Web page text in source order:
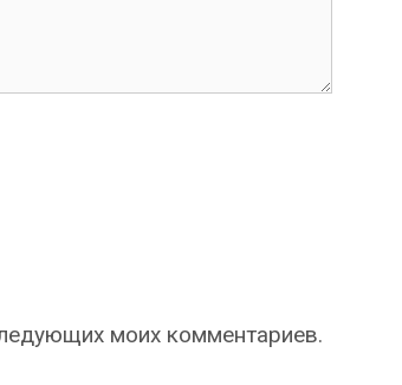
моих комментариев.